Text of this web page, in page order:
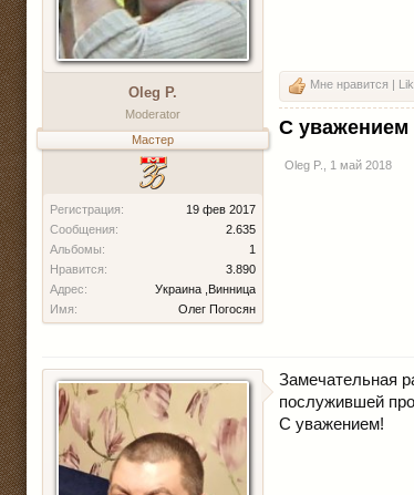
Oleg P.
Moderator
Мастер
Регистрация:
19 фев 2017
Сообщения:
2.635
Альбомы:
1
Нравится:
3.890
Адрес:
Украина ,Винница
Имя:
Олег Погосян
Мне нравится |
С уважением
Oleg P., 1 май 2018
Замечательная
послужившей
С уважением!